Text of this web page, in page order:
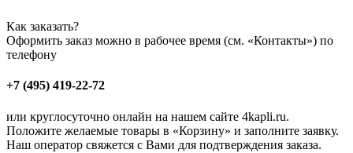
Как заказать?
Оформить заказ можно в рабочее время (см. «Контакты») по
телефону
+7 (495) 419-22-72
или круглосуточно онлайн на нашем сайте 4kapli.ru.
Положите желаемые товары в «Корзину» и заполните заявку.
Наш оператор свяжется с Вами для подтверждения заказа.